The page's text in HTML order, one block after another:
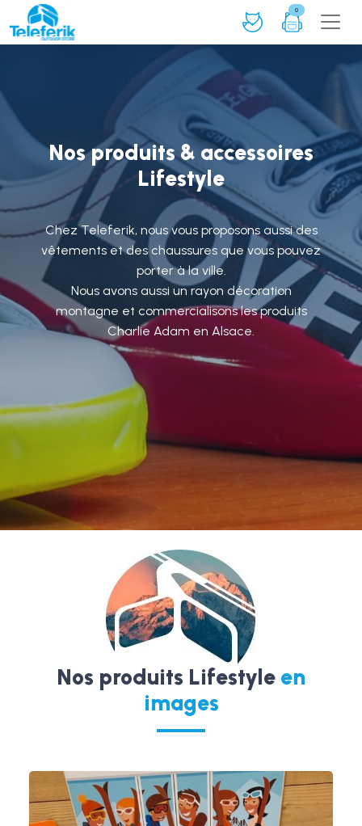
0
Nos produits & accessoires
Lifestyle
Chez Teleferik, nous vous proposons aussi des
vêtements et des chaussures que vous pouvez
porter à la ville.
Nous avons aussi un rayon décoration
montagne et commercialisons les produits
Charlie Adam en Alsace.
Nos produits Lifestyle en
images